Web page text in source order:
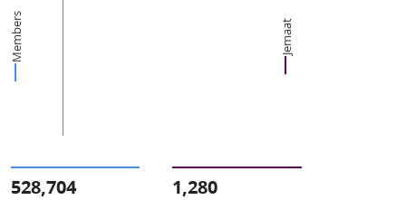
Members Jemaat
528,704 1,280